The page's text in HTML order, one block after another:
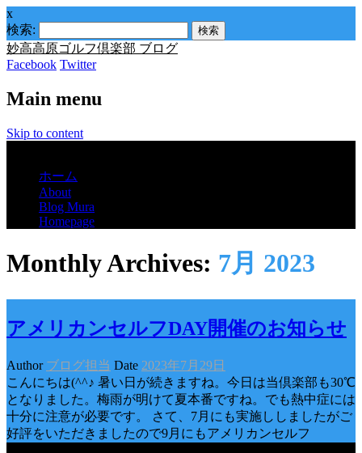
x
検索:
妙高高原ゴルフ倶楽部 ブログ
Facebook Twitter
Main menu
Skip to content
ホーム
About
Blog Mura
Homepage
Monthly Archives: 7月 2023
アメリカンセルフDAY開催のお知らせ
Author ブログ担当 Date 2023年7月29日
こんにちは(^^♪ 暑い日が続きますね。今日は当倶楽部も30℃
となりました。梅雨が明けて夏本番ですね。でも熱中症には
十分に注意が必要です。 さて、7月にも実施ししましたがご
好評をいただきましたので9月にもアメリカンセルフ